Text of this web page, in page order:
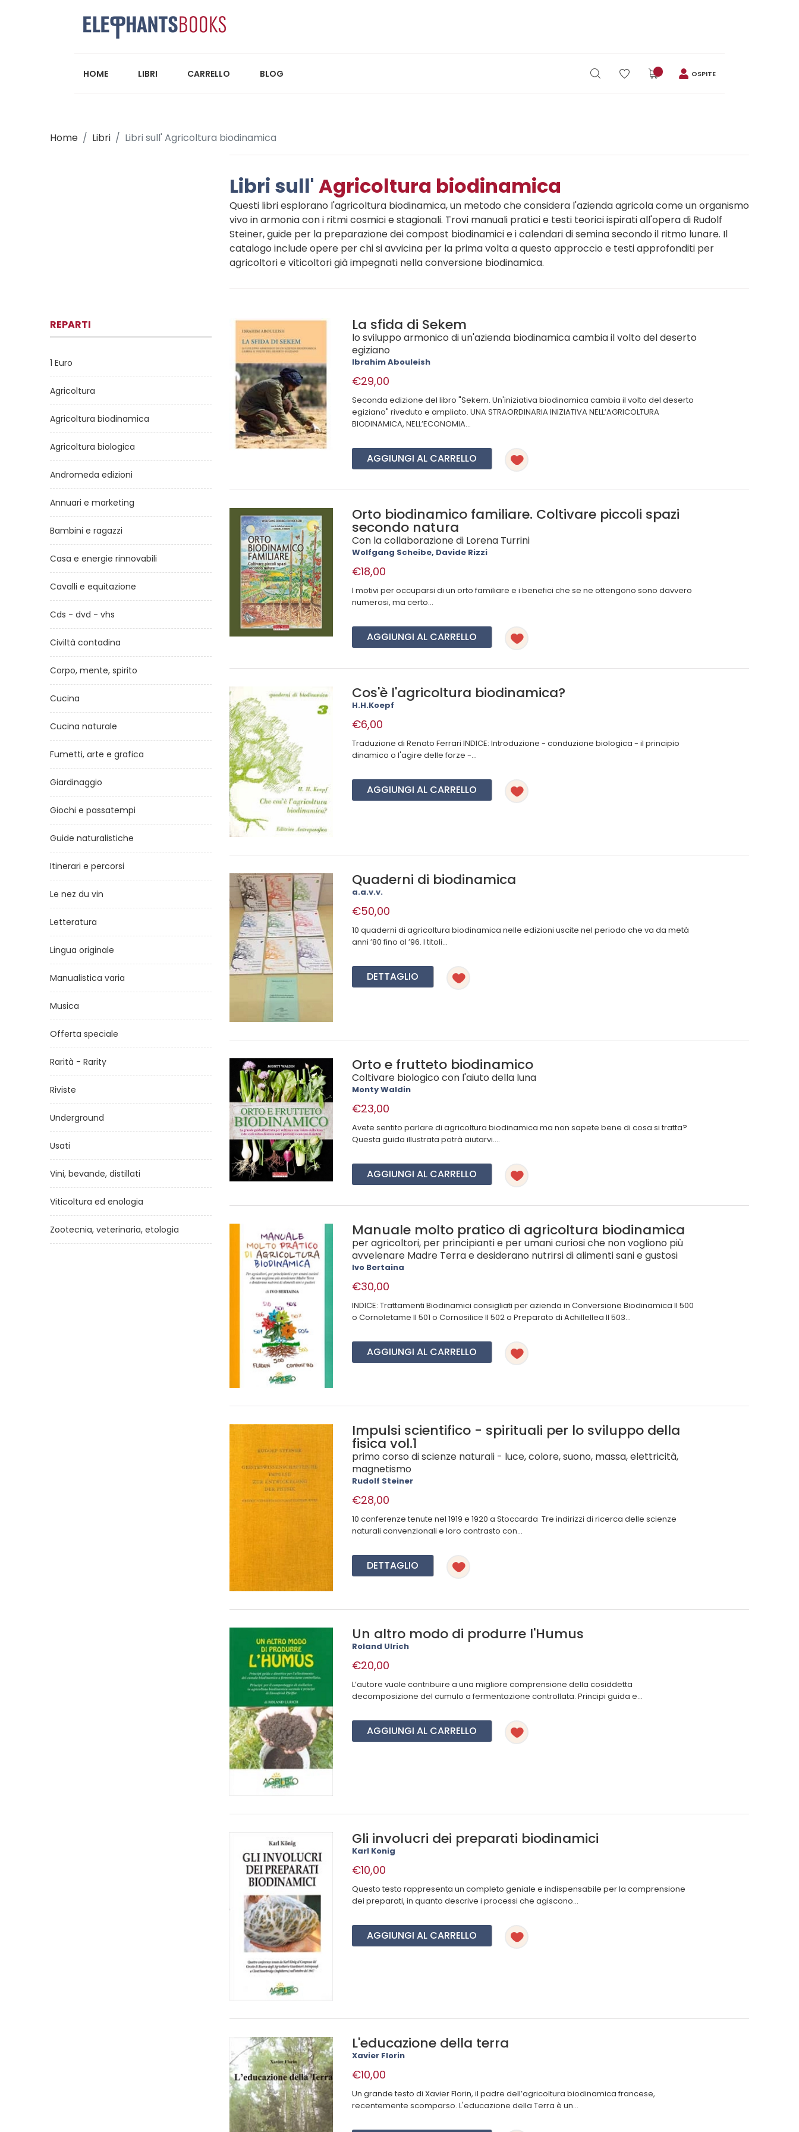
HOME LIBRI CARRELLO BLOG OSPITE
Home Libri Libri sull' Agricoltura biodinamica
Libri sull' Agricoltura biodinamica
Questi libri esplorano l'agricoltura biodinamica, un metodo che considera l'azienda agricola come un organismo
vivo in armonia con i ritmi cosmici e stagionali. Trovi manuali pratici e testi teorici ispirati all'opera di Rudolf
Steiner, guide per la preparazione dei compost biodinamici e i calendari di semina secondo il ritmo lunare. Il
catalogo include opere per chi si avvicina per la prima volta a questo approccio e testi approfonditi per
agricoltori e viticoltori già impegnati nella conversione biodinamica.
REPARTI
1 Euro
Agricoltura
Agricoltura biodinamica
Agricoltura biologica
Andromeda edizioni
Annuari e marketing
Bambini e ragazzi
Casa e energie rinnovabili
Cavalli e equitazione
Cds - dvd - vhs
Civiltà contadina
Corpo, mente, spirito
Cucina
Cucina naturale
Fumetti, arte e grafica
Giardinaggio
Giochi e passatempi
Guide naturalistiche
Itinerari e percorsi
Le nez du vin
Letteratura
Lingua originale
Manualistica varia
Musica
Offerta speciale
Rarità - Rarity
Riviste
Underground
Usati
Vini, bevande, distillati
Viticoltura ed enologia
Zootecnia, veterinaria, etologia
La sfida di Sekem
lo sviluppo armonico di un'azienda biodinamica cambia il volto del deserto
egiziano
Ibrahim Abouleish
€29,00
Seconda edizione del libro "Sekem. Un'iniziativa biodinamica cambia il volto del deserto
egiziano" riveduto e ampliato. UNA STRAORDINARIA INIZIATIVA NELL’AGRICOLTURA
BIODINAMICA, NELL’ECONOMIA...
AGGIUNGI AL CARRELLO
Orto biodinamico familiare. Coltivare piccoli spazi
secondo natura
Con la collaborazione di Lorena Turrini
Wolfgang Scheibe, Davide Rizzi
€18,00
I motivi per occuparsi di un orto familiare e i benefici che se ne ottengono sono davvero
numerosi, ma certo...
AGGIUNGI AL CARRELLO
Cos'è l'agricoltura biodinamica?
H.H.Koepf
€6,00
Traduzione di Renato Ferrari INDICE: Introduzione - conduzione biologica - il principio
dinamico o l'agire delle forze -...
AGGIUNGI AL CARRELLO
Quaderni di biodinamica
a.a.v.v.
€50,00
10 quaderni di agricoltura biodinamica nelle edizioni uscite nel periodo che va da metà
anni ’80 fino al ’96. I titoli...
DETTAGLIO
Orto e frutteto biodinamico
Coltivare biologico con l'aiuto della luna
Monty Waldin
€23,00
Avete sentito parlare di agricoltura biodinamica ma non sapete bene di cosa si tratta?
Questa guida illustrata potrà aiutarvi....
AGGIUNGI AL CARRELLO
Manuale molto pratico di agricoltura biodinamica
per agricoltori, per principianti e per umani curiosi che non vogliono più
avvelenare Madre Terra e desiderano nutrirsi di alimenti sani e gustosi
Ivo Bertaina
€30,00
INDICE: Trattamenti Biodinamici consigliati per azienda in Conversione Biodinamica Il 500
o Cornoletame Il 501 o Cornosilice Il 502 o Preparato di Achillellea Il 503...
AGGIUNGI AL CARRELLO
Impulsi scientifico - spirituali per lo sviluppo della
fisica vol.1
primo corso di scienze naturali - luce, colore, suono, massa, elettricità,
magnetismo
Rudolf Steiner
€28,00
10 conferenze tenute nel 1919 e 1920 a Stoccarda Tre indirizzi di ricerca delle scienze
naturali convenzionali e loro contrasto con...
DETTAGLIO
Un altro modo di produrre l'Humus
Roland Ulrich
€20,00
L’autore vuole contribuire a una migliore comprensione della cosiddetta
decomposizione del cumulo a fermentazione controllata. Principi guida e...
AGGIUNGI AL CARRELLO
Gli involucri dei preparati biodinamici
Karl Konig
€10,00
Questo testo rappresenta un completo geniale e indispensabile per la comprensione
dei preparati, in quanto descrive i processi che agiscono...
AGGIUNGI AL CARRELLO
L'educazione della terra
Xavier Florin
€10,00
Un grande testo di Xavier Florin, il padre dell’agricoltura biodinamica francese,
recentemente scomparso. L'educazione della Terra è un...